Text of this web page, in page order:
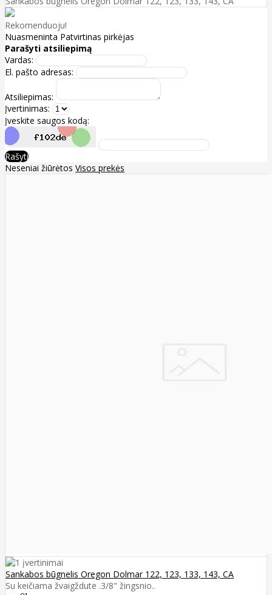
Rekomenduoju!
Nuasmeninta Patvirtinas pirkėjas
Parašyti atsiliepimą
Vardas:
El. pašto adresas:
Atsiliepimas:
Įvertinimas:
Įveskite saugos kodą:
Rašyti
Neseniai žiūrėtos Visos prekės
Sankabos būgnelis Oregon Dolmar 122, 123, 133, 143, CA
Su keičiama žvaigždute .3/8" žingsnio..